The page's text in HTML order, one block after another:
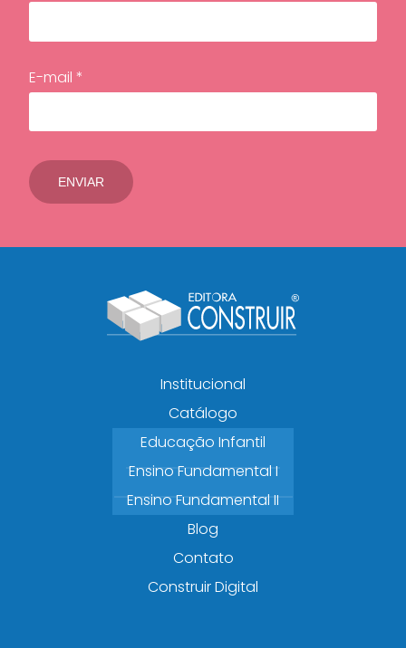
E-mail *
Institucional
Catálogo
Educação Infantil
Ensino Fundamental I
Ensino Fundamental II
Blog
Contato
Construir Digital